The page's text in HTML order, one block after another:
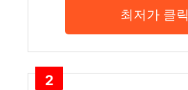
최저가 클릭
2